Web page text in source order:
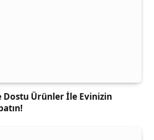
Dostu Ürünler İle Evinizin